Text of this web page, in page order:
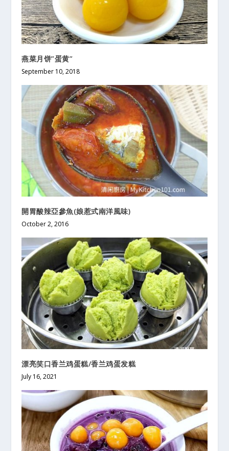
燕菜月饼”蛋黄”
September 10, 2018
開胃酸辣亞參魚(娘惹式南洋風味)
October 2, 2016
漂亮笑口香兰鸡蛋糕/香兰鸡蛋发糕
July 16, 2021